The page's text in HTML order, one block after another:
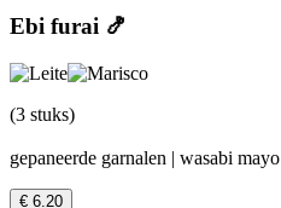
Ebi furai 🍤
(3 stuks)
gepaneerde garnalen | wasabi mayo
€ 6.20